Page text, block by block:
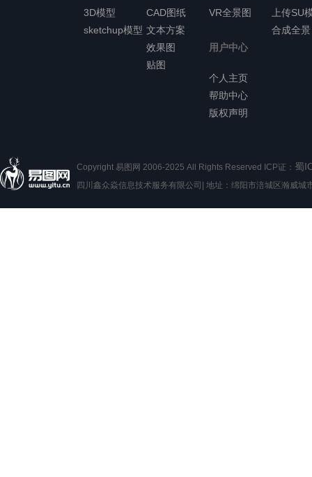
3D模型
sketchup模型
CAD图纸
文本方案
效果图
贴图
VR全景图
上传SU
合成全景
用户中心
个人主页
帮助中心
版权声明
Copyright 易图网 2006-2025 All Rights Reserved ICP证： 蜀
四川鑫众焱信息技术服务有限公司| 地址：绵阳市涪城区瀚威城